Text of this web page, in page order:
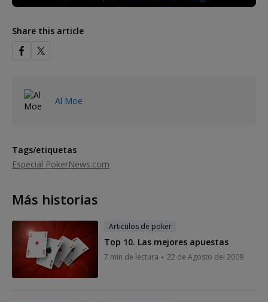
Share this article
Al Moe
Tags/etiquetas
Especial PokerNews.com
Más historias
Articulos de poker
Top 10. Las mejores apuestas
7 min de lectura 22 de Agosto del 2009